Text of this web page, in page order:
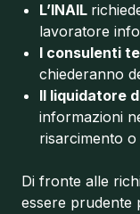
L’INAIL
lavoratore
I consulenti
chiederanno
Il liquidatore
informazioni
risarcimento
Di fronte alle
essere prudente